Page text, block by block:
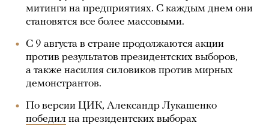
митинги на предприятиях. С каждым днем они
становятся все более массовыми.
С 9 августа в стране продолжаются акции
против результатов президентских выборов,
а также насилия силовиков против мирных
демонстрантов.
По версии ЦИК, Александр Лукашенко
победил на президентских выборах